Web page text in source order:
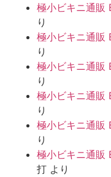
極小ビキニ通販
り
極小ビキニ通販
り
極小ビキニ通販
り
極小ビキニ通販
り
極小ビキニ通販
り
極小ビキニ通販
打 より